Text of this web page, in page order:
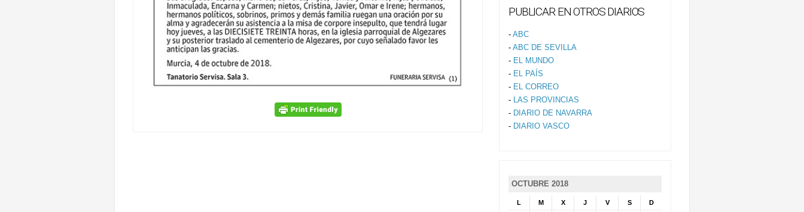
PUBLICAR EN OTROS DIARIOS
- ABC
- ABC DE SEVILLA
- EL MUNDO
- EL PAÍS
- EL CORREO
- LAS PROVINCIAS
- DIARIO DE NAVARRA
- DIARIO VASCO
OCTUBRE 2018
L M X J V S D